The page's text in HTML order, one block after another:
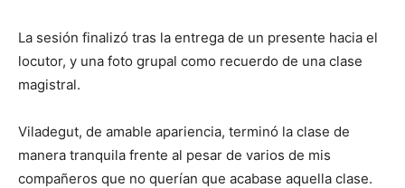
La sesión finalizó tras la entrega de un presente hacia el
locutor, y una foto grupal como recuerdo de una clase
magistral.
Viladegut, de amable apariencia, terminó la clase de
manera tranquila frente al pesar de varios de mis
compañeros que no querían que acabase aquella clase.